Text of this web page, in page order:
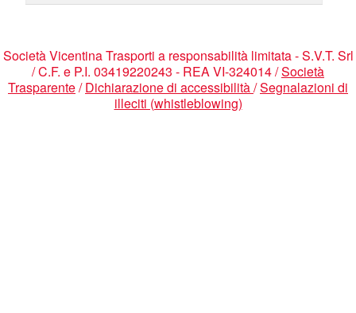
Società Vicentina Trasporti a responsabilità limitata - S.V.T. Srl
/ C.F. e P.I. 03419220243 - REA VI-324014 /Società
Trasparente/Dichiarazione di accessibilità/Segnalazioni di
illeciti (whistleblowing)